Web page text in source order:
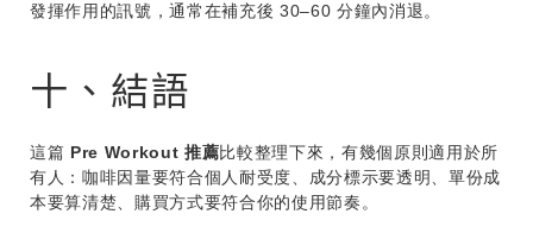
發揮作用的訊號，通常在補充後 30–60 分鐘內消退。
十、結語
這篇 Pre Workout 推薦比較整理下來，有幾個原則適用於所
有人：咖啡因量要符合個人耐受度、成分標示要透明、單份成
本要算清楚、購買方式要符合你的使用節奏。